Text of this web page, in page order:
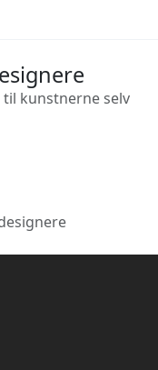
kunstnerne selv